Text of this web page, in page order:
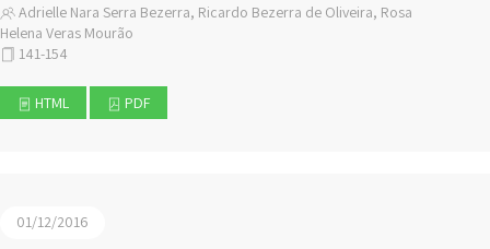
Adrielle Nara Serra Bezerra, Ricardo Bezerra de Oliveira, Rosa
Helena Veras Mourão
141-154
HTML PDF
01/12/2016